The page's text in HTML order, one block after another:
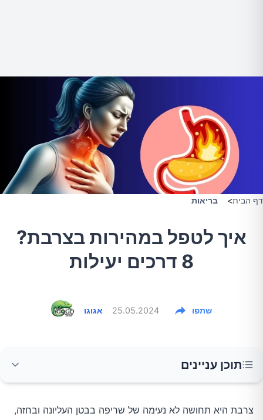
דף הבית> בריאות
איך לטפל במהירות בצרבת?
8 דרכים יעילות
אגוגו 25.05.2024 שתפו
תוכן עניינים
1. שתיית מים חמימים
צרבת היא תחושה לא נעימה של שריפה בבטן העליונה ובחזה,